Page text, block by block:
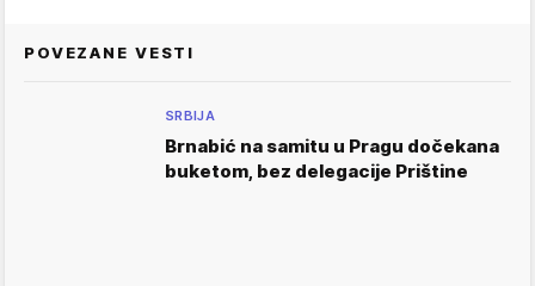
POVEZANE VESTI
SRBIJA
Brnabić na samitu u Pragu dočekana
buketom, bez delegacije Prištine